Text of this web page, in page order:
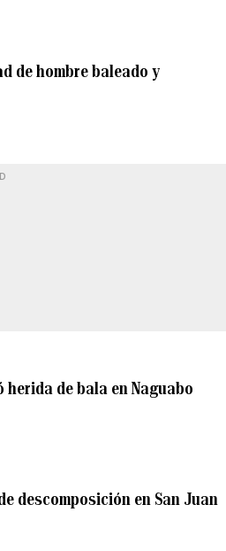
de hombre baleado y
de bala en Naguabo
descomposición en San Juan